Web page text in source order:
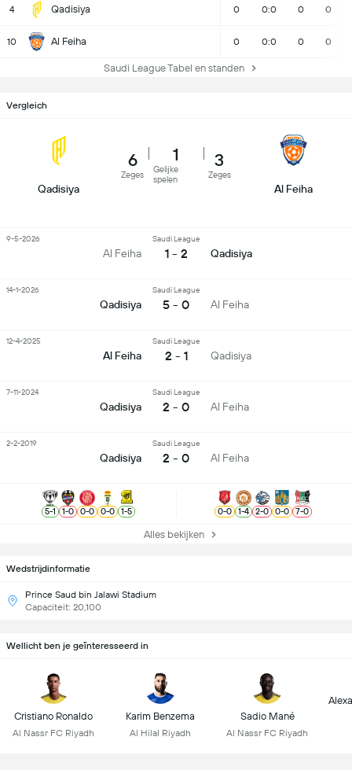
4 Qadisiya 0 0:0 0 0
10 Al Feiha 0 0:0 0 0
Saudi League Tabel en standen
Wedstrijdinformatie
Prince Saud bin Jalawi Stadium
Capaciteit: 20,100
Vergleich
Qadisiya
6
Zeges
1
Gelijke
spelen
3
Zeges
Al Feiha
Al Feiha
Saudi League
1 - 2 Qadisiya
9-5-2026
Qadisiya
Saudi League
5 - 0 Al Feiha
14-1-2026
Al Feiha
Saudi League
2 - 1 Qadisiya
12-4-2025
Qadisiya
Saudi League
2 - 0 Al Feiha
7-11-2024
Qadisiya
Saudi League
2 - 0 Al Feiha
2-2-2019
5-1 1-0 0-0 0-0 1-5 0-0 1-4 2-0 0-0 7-0
Alles bekijken
Wellicht ben je geïnteresseerd in
Cristiano Ronaldo
Al Nassr FC Riyadh
Karim Benzema
Al Hilal Riyadh
Sadio Mané
Al Nassr FC Riyadh